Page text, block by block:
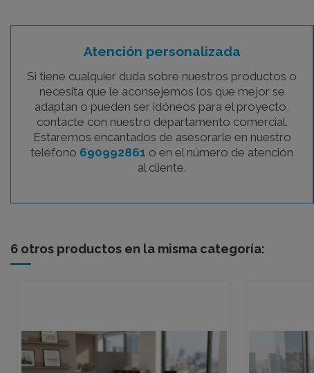
Atención personalizada
Si tiene cualquier duda sobre nuestros productos o
necesita que le aconsejemos los que mejor se
adaptan o pueden ser idóneos para el proyecto,
contacte con nuestro departamento comercial.
Estaremos encantados de asesorarle en nuestro
teléfono 690992861 o en el número de atención
al cliente.
6 otros productos en la misma categoría: